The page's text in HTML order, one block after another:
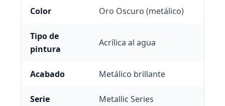
Color Oro Oscuro (metálico)
Tipo de
pintura
Acrílica al agua
Acabado Metálico brillante
Serie Metallic Series